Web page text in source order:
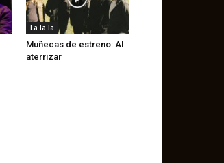
La la la
Muñecas de estreno: Al
aterrizar